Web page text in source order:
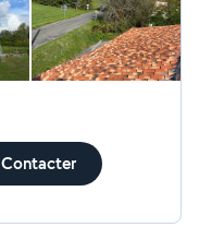
Contacter